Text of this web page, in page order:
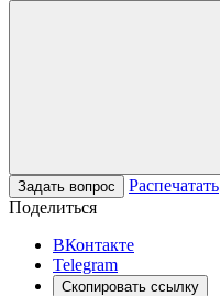
Задать вопрос
Распечатать
Поделиться
ВКонтакте
Telegram
Скопировать ссылку